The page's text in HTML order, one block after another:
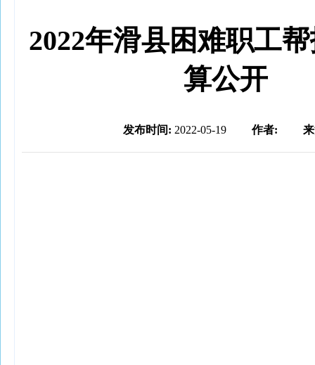
2022年滑县困难职工
算公开
发布时间: 2022-05-19 作者: